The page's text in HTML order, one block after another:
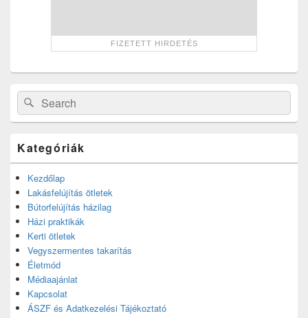
Search
for:
Search
Kategóriák
Kezdőlap
Lakásfelújítás ötletek
Bútorfelújítás házilag
Házi praktikák
Kerti ötletek
Vegyszermentes takarítás
Életmód
Médiaajánlat
Kapcsolat
ÁSZF és Adatkezelési Tájékoztató